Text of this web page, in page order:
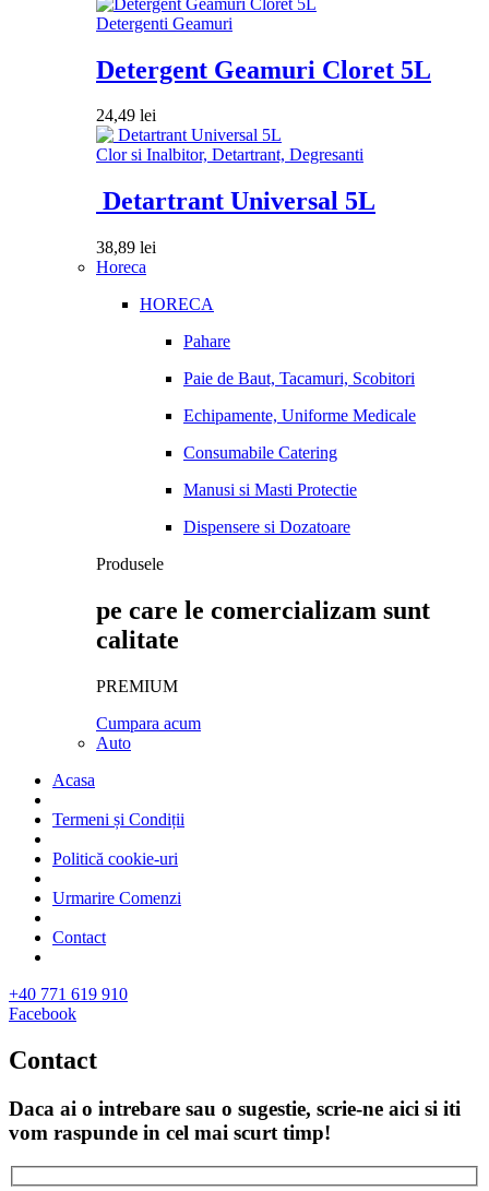
Detergenti Geamuri
Detergent Geamuri Cloret 5L
24,49 lei
Clor si Inalbitor, Detartrant, Degresanti
Detartrant Universal 5L
38,89 lei
Horeca
HORECA
Pahare
Paie de Baut, Tacamuri, Scobitori
Echipamente, Uniforme Medicale
Consumabile Catering
Manusi si Masti Protectie
Dispensere si Dozatoare
Produsele
pe care le comercializam sunt
calitate
PREMIUM
Cumpara acum
Auto
Acasa
Termeni și Condiții
Politică cookie-uri
Urmarire Comenzi
Contact
+40 771 619 910
Facebook
Contact
Daca ai o intrebare sau o sugestie, scrie-ne aici si iti
vom raspunde in cel mai scurt timp!